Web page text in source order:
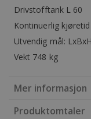
Drivstofftank L 60
Kontinuerlig
Utvendig mål:
Vekt 748 kg
Mer informasjon
Produktomtaler